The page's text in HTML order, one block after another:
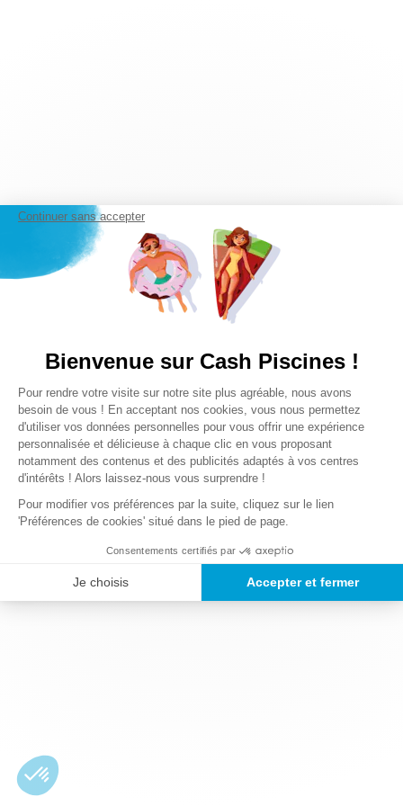
Continuer sans accepter
Bienvenue sur Cash Piscines !
Plateforme de Gestion du
Pour rendre votre visite sur notre site plus agréable, nous avons
besoin de vous ! En acceptant nos cookies, vous nous permettez
d'utiliser vos données personnelles pour vous offrir une expérience
personnalisée et délicieuse à chaque clic en vous proposant
notamment des contenus et des publicités adaptés à vos centres
d'intérêts ! Alors laissez-nous vous surprendre !
Pour modifier vos préférences par la suite, cliquez sur le lien
'Préférences de cookies' situé dans le pied de page.
Consentements certifiés par
Je choisis Accepter et fermer
Axeptio consent